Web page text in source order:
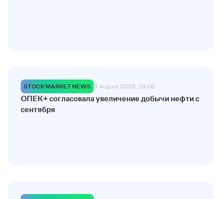
STOCK MARKET NEWS 3 August 2026, 18:06
ОПЕК+ согласовала увеличение добычи нефти с
сентября